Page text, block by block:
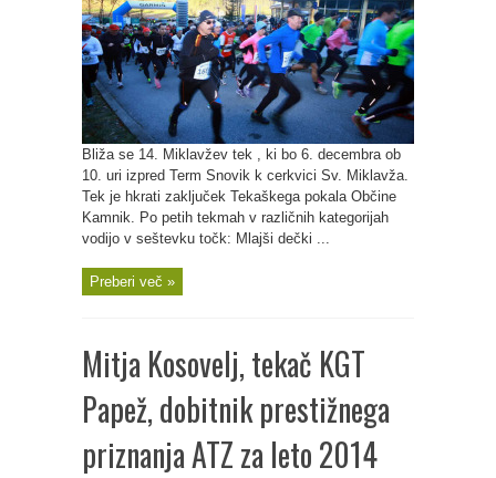
Bliža se 14. Miklavžev tek , ki bo 6. decembra ob
10. uri izpred Term Snovik k cerkvici Sv. Miklavža.
Tek je hkrati zaključek Tekaškega pokala Občine
Kamnik. Po petih tekmah v različnih kategorijah
vodijo v seštevku točk: Mlajši dečki ...
Preberi več »
Mitja Kosovelj, tekač KGT
Papež, dobitnik prestižnega
priznanja ATZ za leto 2014